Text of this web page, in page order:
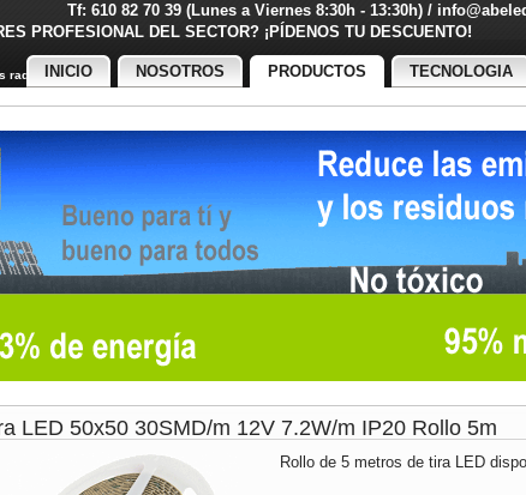
Tf: 610 82 70 39 (Lunes a Viernes 8:30h - 13:30h) /
PROFESIONAL DEL SECTOR? ¡PÍDENOS TU DESCUENTO!
radiactivos
INICIO NOSOTROS PRODUCTOS TECNOLOGIA
LED 50x50 30SMD/m 12V 7.2W/m IP20 Rollo 5m
Rollo de 5 metros de tira LED